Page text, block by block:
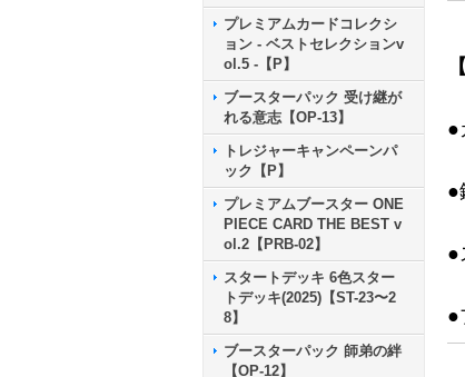
プレミアムカードコレクシ
ョン - ベストセレクションv
ol.5 -【P】
ブースターパック 受け継が
れる意志【OP-13】
トレジャーキャンペーンパ
ック【P】
プレミアムブースター ONE
PIECE CARD THE BEST v
ol.2【PRB-02】
スタートデッキ 6色スター
トデッキ(2025)【ST-23〜2
8】
ブースターパック 師弟の絆
【OP-12】
●
●
●
●